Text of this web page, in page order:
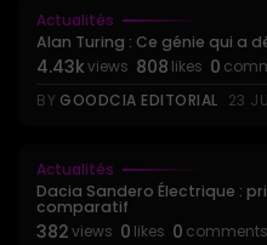
Actualités
Alan Turing : Ce génie qui a
4.43kviews 808 likes 0
BY GOODCIA EDITORIAL 23
Actualités
Dacia Sandero Électrique :
comparatif
382views 0 likes 0 comments